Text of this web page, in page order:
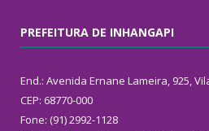
PREFEITURA DE INHANGAPI
End.: Avenida Ernane Lameira, 925,
CEP: 68770-000
Fone: (91) 2992-1128